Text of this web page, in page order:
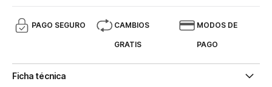
PAGO SEGURO CAMBIOS
GRATIS
MODOS DE
PAGO
Ficha técnica